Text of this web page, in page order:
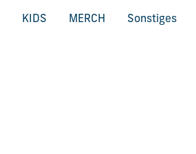
KIDS MERCH Sonstiges